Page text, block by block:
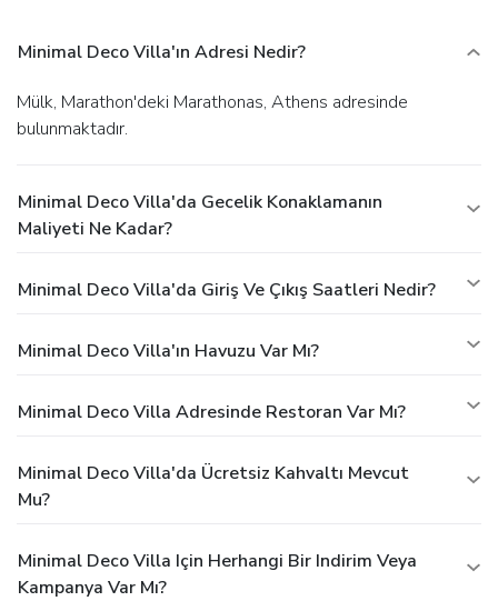
Minimal Deco Villa'ın Adresi Nedir?
Mülk, Marathon'deki Marathonas, Athens adresinde
bulunmaktadır.
Minimal Deco Villa'da Gecelik Konaklamanın
Maliyeti Ne Kadar?
Minimal Deco Villa'da Giriş Ve Çıkış Saatleri Nedir?
Minimal Deco Villa'ın Havuzu Var Mı?
Minimal Deco Villa Adresinde Restoran Var Mı?
Minimal Deco Villa'da Ücretsiz Kahvaltı Mevcut
Mu?
Minimal Deco Villa Için Herhangi Bir Indirim Veya
Kampanya Var Mı?